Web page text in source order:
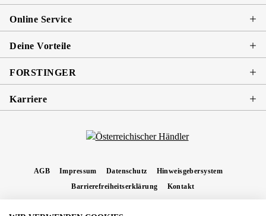
Online Service
Deine Vorteile
FORSTINGER
Karriere
AGB Impressum Datenschutz
Hinweisgebersystem
Barrierefreiheitserklärung
Kontakt